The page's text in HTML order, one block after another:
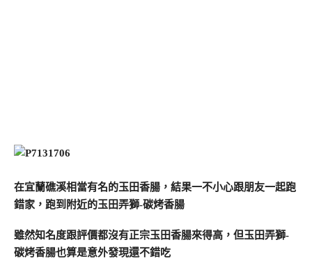
在宜蘭礁溪相當有名的玉田香腸，結果一不小心跟朋友一起跑
錯家，跑到附近的玉田弄獅-碳烤香腸
雖然知名度跟評價都沒有正宗玉田香腸來得高，但玉田弄獅-
碳烤香腸也算是意外發現還不錯吃